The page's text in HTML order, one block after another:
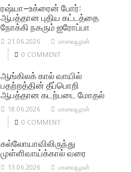
ரஷ்யா–உக்ரைன் போர்:
ஆபத்தான புதிய கட்டத்தை
நோக்கி நகரும் ஐரோப்பா
21.06.2026
மாவையூரன்
0 COMMENT
ஆங்கிலக் கால் வாயில்
பதற்றத்தின் தீப்பொறி
ஆபத்தான கடற்படை மோதல்
18.06.2026
மாவையூரன்
0 COMMENT
கல்லோயாவிலிருந்து
முள்ளிவாய்க்கால் வரை
13.06.2026
மாவையூரன்